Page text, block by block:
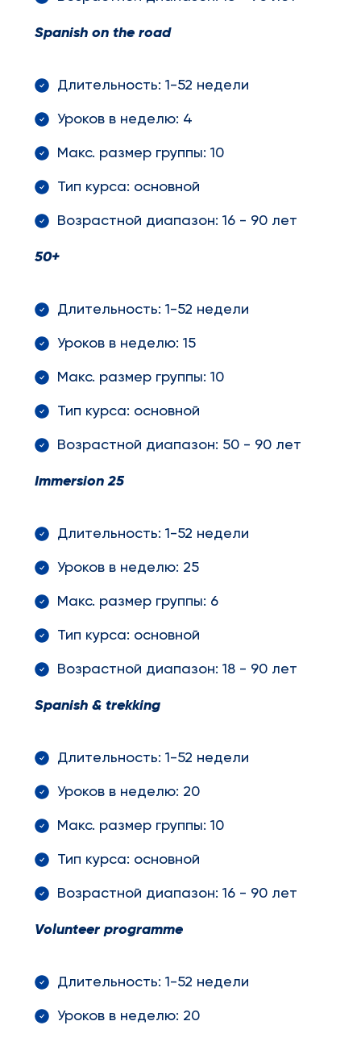
Spanish on the road
Длительность: 1-52 недели
Уроков в неделю: 4
Макс. размер группы: 10
Тип курса: основной
Возрастной диапазон: 16 - 90 лет
50+
Длительность: 1-52 недели
Уроков в неделю: 15
Макс. размер группы: 10
Тип курса: основной
Возрастной диапазон: 50 - 90 лет
Immersion25
Длительность: 1-52 недели
Уроков в неделю: 25
Макс. размер группы: 6
Тип курса: основной
Возрастной диапазон: 18 - 90 лет
Spanish& trekking
Длительность: 1-52 недели
Уроков в неделю: 20
Макс. размер группы: 10
Тип курса: основной
Возрастной диапазон: 16 - 90 лет
Volunteer programme
Длительность: 1-52 недели
Уроков в неделю: 20